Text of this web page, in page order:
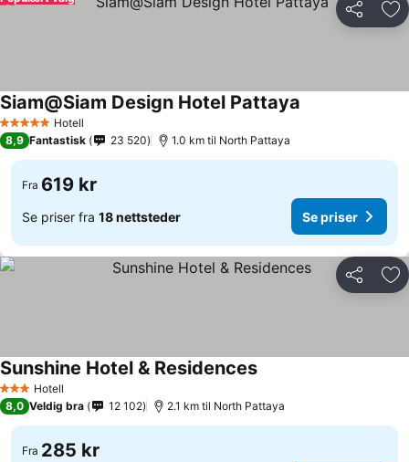
Del
5 Stjerner Hotell
Siam@Siam Design Hotel Pattaya
8,9 Fantastisk 23 520 1.0 km til North Pattaya
Fra 619 kr
Se priser fra 18 nettsteder Se priser
Del
3 StjernerHotell
Sunshine Hotel & Residences
8,0 Veldig bra 12 102 2.1 km til North Pattaya
Fra 285 kr